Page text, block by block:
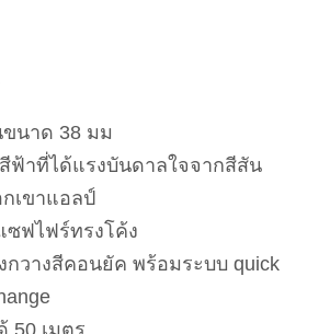
ขนาด 38 มม
ฟ้าที่ได้แรงบันดาลใจจากสีสัน
กเขาแอลป์
ซฟไฟร์ทรงโค้ง
กวางสีคอนยัค พร้อมระบบ quick
50 เมตร